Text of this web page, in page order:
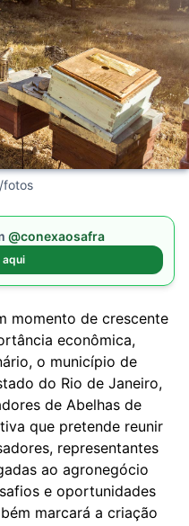
fotos
@conexaosafra
aqui
momento de crescente
econômica,
o município de
do Rio de Janeiro,
de Abelhas de
que pretende reunir
representantes
ao agronegócio
e oportunidades
marcará a criação